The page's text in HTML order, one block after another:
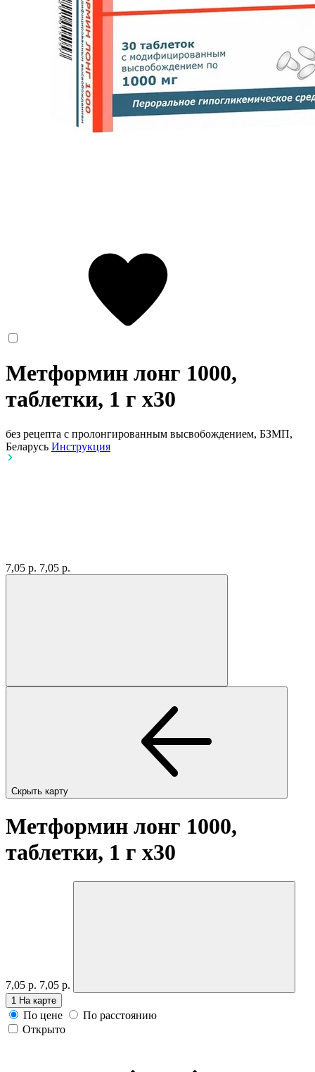
Метформин лонг 1000,
таблетки, 1 г x30
без рецепта с пролонгированным высвобождением, БЗМП,
Беларусь Инструкция
7,05 р. 7,05 р.
Скрыть карту
Метформин лонг 1000,
таблетки, 1 г x30
7,05 р. 7,05 р.
1 На карте
По цене
По расстоянию
Открыто